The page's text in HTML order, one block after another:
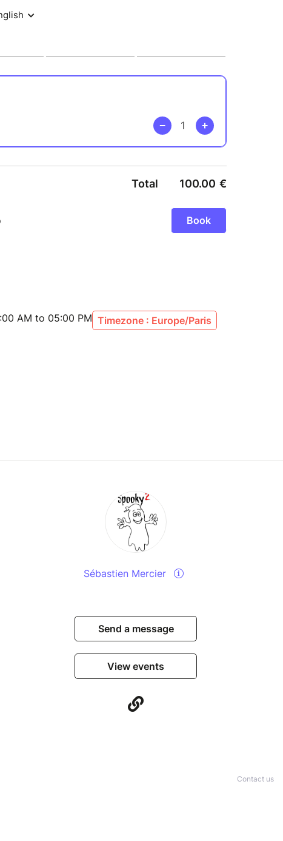
AM to 05:00 PM Timezone : Europe/Paris
Sébastien Mercier
Send a message
View events
Contact us